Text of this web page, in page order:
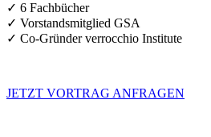
✓ 6 Fachbücher
✓ Vorstandsmitglied GSA
✓ Co-Gründer verrocchio Institute
JETZT VORTRAG ANFRAGEN